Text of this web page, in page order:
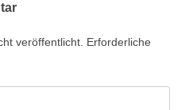
veröffentlicht. Erforderliche